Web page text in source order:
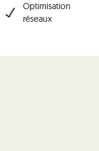
Optimisation
réseaux